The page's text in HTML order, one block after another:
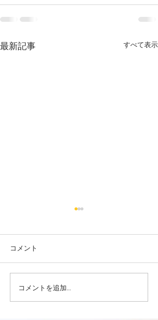
最新記事 すべて表示
志誠會ファィティングト
ーナメント2026夏の陣！
コメント
コメントを追加…